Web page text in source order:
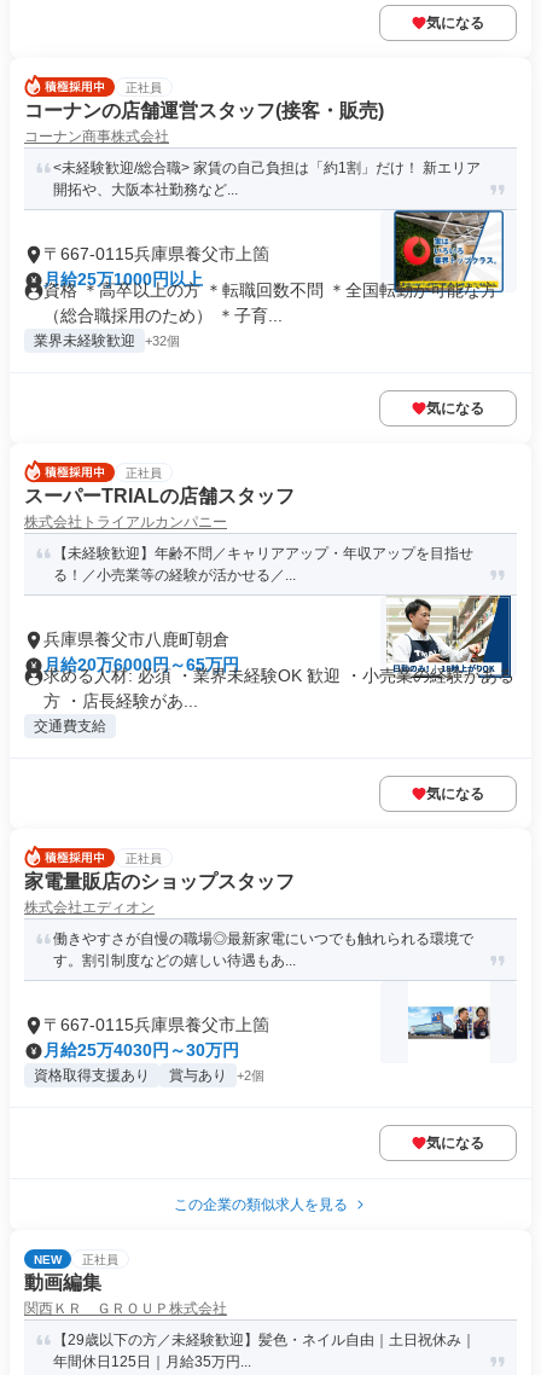
気になる
正社員
コーナンの店舗運営スタッフ(接客・販売)
コーナン商事株式会社
<未経験歓迎/総合職> 家賃の自己負担は「約1割」だけ！ 新エリア
開拓や、大阪本社勤務など...
〒667-0115兵庫県養父市上箇
月給25万1000円以上
資格 ＊高卒以上の方 ＊転職回数不問 ＊全国転勤が可能な方
（総合職採用のため） ＊子育...
業界未経験歓迎 +32個
気になる
正社員
スーパーTRIALの店舗スタッフ
株式会社トライアルカンパニー
【未経験歓迎】年齢不問／キャリアアップ・年収アップを目指せ
る！／小売業等の経験が活かせる／...
兵庫県養父市八鹿町朝倉
月給20万6000円～65万円
求める人材: 必須 ・業界未経験OK 歓迎 ・小売業の経験がある
方 ・店長経験があ...
交通費支給
気になる
正社員
家電量販店のショップスタッフ
株式会社エディオン
働きやすさが自慢の職場◎最新家電にいつでも触れられる環境で
す。割引制度などの嬉しい待遇もあ...
〒667-0115兵庫県養父市上箇
月給25万4030円～30万円
資格取得支援あり 賞与あり +2個
気になる
この企業の類似求人を見る
NEW 正社員
動画編集
関西ＫＲ ＧＲＯＵＰ株式会社
【29歳以下の方／未経験歓迎】髪色・ネイル自由｜土日祝休み｜
年間休日125日｜月給35万円...